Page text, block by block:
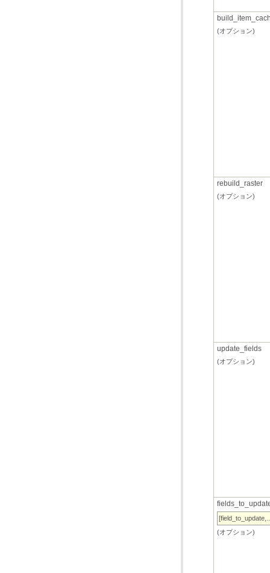
(オプション)
rebuild_raster
(オプション)
update_fields
(オプション)
(オプション)